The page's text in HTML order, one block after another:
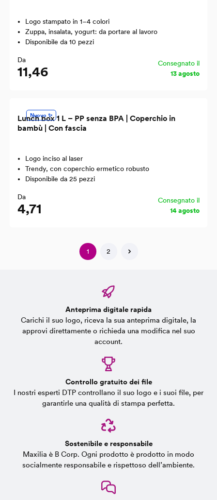
Logo stampato in 1–4 colori
Zuppa, insalata, yogurt: da portare al lavoro
Disponibile da 10 pezzi
Da
11,46
Consegnato il
13 agosto
Nuovo ✨
Lunch box 1 L – PP senza BPA | Coperchio in
bambù | Con fascia
Logo inciso al laser
Trendy, con coperchio ermetico robusto
Disponibile da 25 pezzi
Da
4,71
Consegnato il
14 agosto
1 2
Anteprima digitale rapida
Carichi il suo logo, riceva la sua anteprima digitale, la
approvi direttamente o richieda una modifica nel suo
account.
Controllo gratuito dei file
I nostri esperti DTP controllano il suo logo e i suoi file, per
garantirle una qualità di stampa perfetta.
Sostenibile e responsabile
Maxilia è B Corp. Ogni prodotto è prodotto in modo
socialmente responsabile e rispettoso dell’ambiente.